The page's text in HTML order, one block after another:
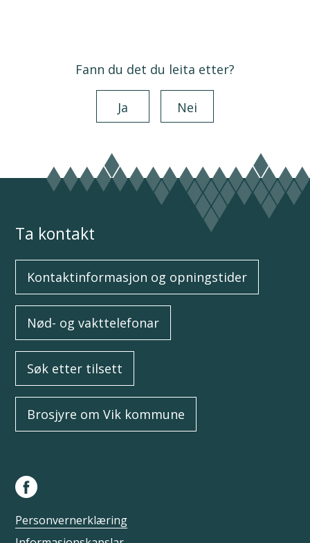
Fann du det du leita etter?
Ja Nei
Ta kontakt
Kontaktinformasjon og opningstider
Nød- og vakttelefonar
Søk etter tilsett
Brosjyre om Vik kommune
Personvernerklæring